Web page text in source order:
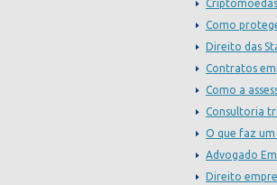
Como
Direito das
Contratos
Como a
Consultoria
O que faz
Advogado
Direito